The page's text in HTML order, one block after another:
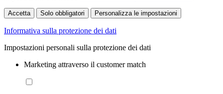
Accetta Solo obbligatori Personalizza le impostazioni
Informativa sulla protezione dei dati
Impostazioni personali sulla protezione dei dati
Marketing attraverso il customer match